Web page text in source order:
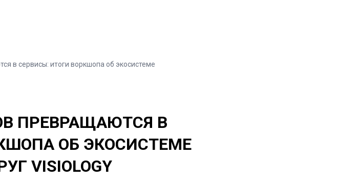
в сервисы: итоги воркшопа об экосистеме
ПРЕВРАЩАЮТСЯ В
ОБ ЭКОСИСТЕМЕ
VISIOLOGY